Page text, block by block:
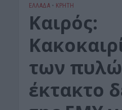
ΕΛΛΑΔΑ • ΚΡΗΤΗ
Καιρός:
των
έκτακτο